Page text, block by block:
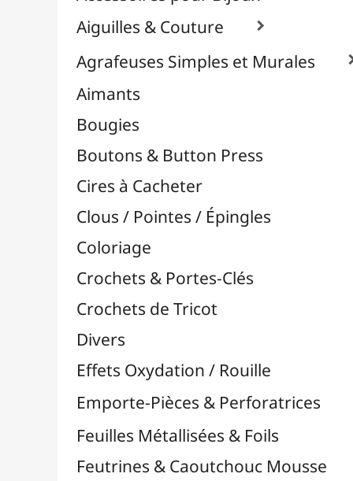
Effets Oxydation / Rouille
Emporte-Pièces & Perforatrices
Feuilles Métallisées & Foils
Feutrines & Caoutchouc Mousse
Fibres & Raphia
Fil Nylon & Elastiques
Fils Métalliques
Fleurs en Papier & Décors
Horlogerie - Mécanismes & Aiguilles
Masques
Massicots & Lames
Oeillets & Rivets
Petites Pinces
Plantes & Jardin
Plastique Fou
Poncage / Émeri
Quilling / Pliage
Reliure & Cinch
Sable, Strass & Paillettes 